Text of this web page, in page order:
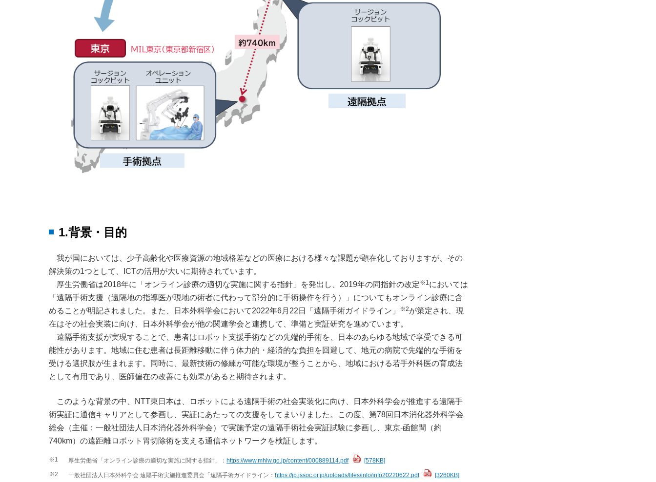
1.背景・目的
我が国においては、少子高齢化や医療資源の地域格差などの医療における様々な課題が顕在化しておりますが、その
解決策の1つとして、ICTの活用が大いに期待されています。
厚生労働省は2018年に「オンライン診療の適切な実施に関する指針」を発出し、2019年の同指針の改定※1においては
「遠隔手術支援（遠隔地の指導医が現地の術者に代わって部分的に手術操作を行う）」についてもオンライン診療に含
めることが明記されました。また、日本外科学会において2022年6月22日「遠隔手術ガイドライン」
※2が策定され、現
在はその社会実装に向け、日本外科学会が他の関連学会と連携して、準備と実証研究を進めています。
遠隔手術支援が実現することで、患者はロボット支援手術などの先端的手術を、日本のあらゆる地域で享受できる可
能性があります。地域に住む患者は長距離移動に伴う体力的・経済的な負担を回避して、地元の病院で先端的な手術を
受ける選択肢が生まれます。同時に、最新技術の修練が可能な環境が整うことから、地域における若手外科医の育成法
として有用であり、医師偏在の改善にも効果があると期待されます。
このような背景の中、NTT東日本は、ロボットによる遠隔手術の社会実装化に向け、日本外科学会が推進する遠隔手
術実証に通信キャリアとして参画し、実証にあたっての支援をしてまいりました。この度、第78回日本消化器外科学会
総会（主催：一般社団法人日本消化器外科学会）で実施予定の遠隔手術社会実証試験に参画し、東京-函館間（約
740km）の遠距離ロボット胃切除術を支える通信ネットワークを検証します。
※1 厚生労働省「オンライン診療の適切な実施に関する指針」： https://www.mhlw.go.jp/content/000889114.pdf
[578KB]
※2
一般社団法人日本外科学会 遠隔手術実施推進委員会「遠隔手術ガイドライン： https://jp.jssoc.or.jp/uploads/files/info/info20220622.pdf [3260KB]